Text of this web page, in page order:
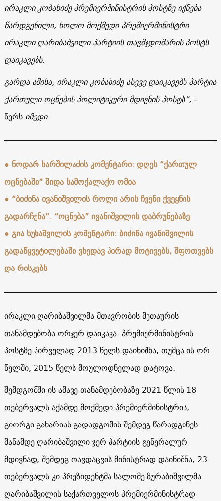
ირაკლი კობახიძე პრემიერმინისტრის პოსტზე იქნება
წარდგენილი, ხოლო მოქმედი პრემიერმინისტრი
ირაკლი ღარიბაშვილი პარტიის თავმჯდომარის პოსტს
დაიკავებს.
გარდა ამისა, ირაკლი კობახიძე ასევე დაიკავებს პარტია
ქართული ოცნების პოლიტიკური მდივნის პოსტს”, –
წერსიმედი.
● ნოდარ ხარშილაძის კომენტარი: დღეს “ქართულ
ოცნებაში” შიდა სამოქალაქო ომია
● “ბიძინა ივანიშვილის როლი არის ჩვენი ქვეყნის
გადარჩენა”. “ოცნება” ივანიშვილის დაბრუნებაზე
● გია ხუხაშვილის კომენტარი: ბიძინა ივანიშვილის
გადაწყვეტილებაში ვხედავ პირად მოტივებს, შფოთვებს
და რისკებს
ირაკლი ღარიბაშვილმა მთავრობის მეთაურის
თანამდებობა ორჯერ დაიკავა. პრემიერმინისტრის
პოსტზე პირველად 2013 წელს დაინიშნა, თუმცა ის ორ
წელში, 2015 წელს მოულოდნელად დატოვა.
შემდგომში ის ამავე თანამდებობაზე 2021 წლის 18
თებერვალს აქამდე მოქმედი პრემიერმინისტრის,
გიორგი გახარიას გადადგომის შემდეგ წარადგინეს.
მანამდე ღარიბაშვილი ჯერ პარტიის გენერალურ
მდივნად, შემდეგ თავდაცვის მინისტრად დაინიშნა, 23
თებერვალს კი პრეზიდენტმა სალომე ზურაბიშვილმა
ღარიბაშვილის საქართველოს პრემიერმინისტრად